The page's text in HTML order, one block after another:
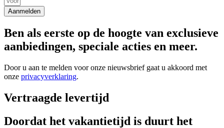
Aanmelden
Ben als eerste op de hoogte van exclusieve
aanbiedingen, speciale acties en meer.
Door u aan te melden voor onze nieuwsbrief gaat u akkoord met
onze privacyverklaring.
Vertraagde levertijd
Doordat het vakantietijd is duurt het